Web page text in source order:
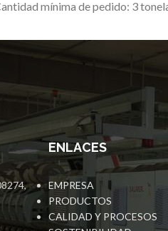
mínima de pedido: 3
ENLACES
EMPRESA
PRODUCTOS
CALIDAD Y PROCESOS